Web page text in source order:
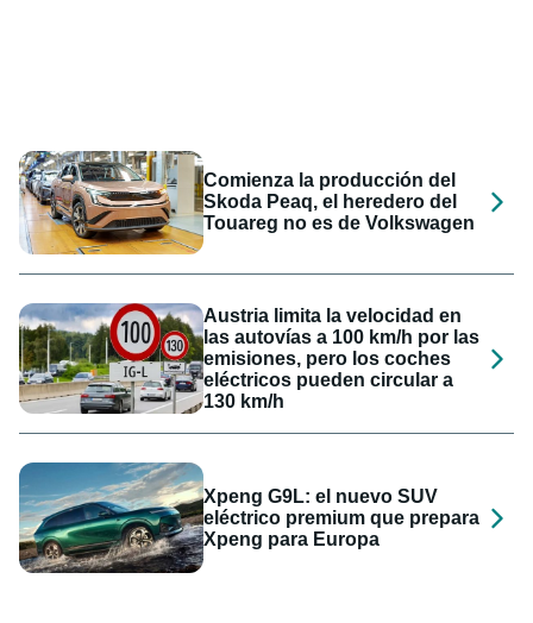
Comienza la producción del
Skoda Peaq, el heredero del
Touareg no es de Volkswagen
Austria limita la velocidad en
las autovías a 100 km/h por las
emisiones, pero los coches
eléctricos pueden circular a
130 km/h
Xpeng G9L: el nuevo SUV
eléctrico premium que prepara
Xpeng para Europa